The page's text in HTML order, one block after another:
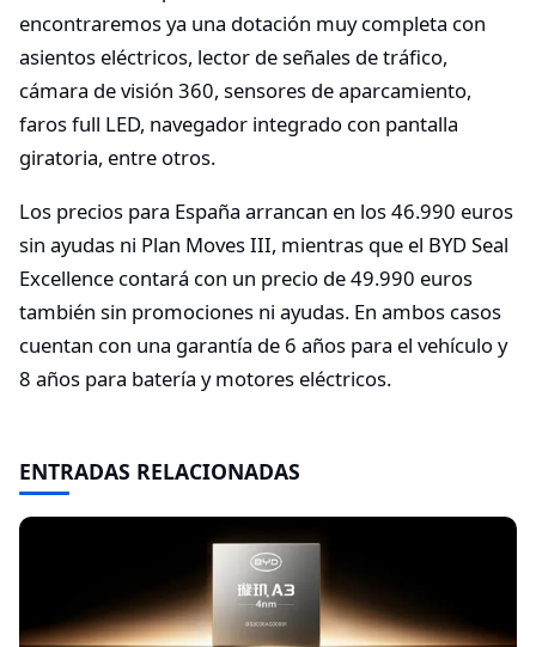
encontraremos ya una dotación muy completa con
asientos eléctricos, lector de señales de tráfico,
cámara de visión 360, sensores de aparcamiento,
faros full LED, navegador integrado con pantalla
giratoria, entre otros.
Los precios para España arrancan en los 46.990 euros
sin ayudas ni Plan Moves III, mientras que el BYD Seal
Excellence contará con un precio de 49.990 euros
también sin promociones ni ayudas. En ambos casos
cuentan con una garantía de 6 años para el vehículo y
8 años para batería y motores eléctricos.
ENTRADAS RELACIONADAS